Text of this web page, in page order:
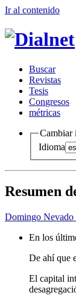
Ir al contenido
Buscar
Revistas
Tesis
Congresos
métricas
Cambiar
Idioma
Resumen
Domingo Nevado
En los
De ahí que
El capital